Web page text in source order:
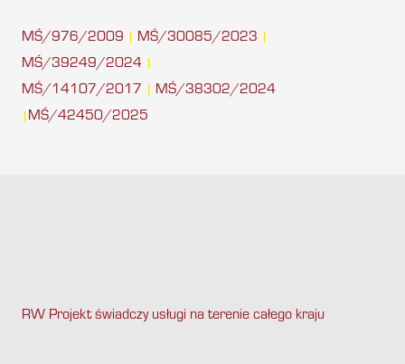
MŚ/976/2009 MŚ/30085/2023
MŚ/39249/2024
MŚ/14107/2017 MŚ/38302/2024
MŚ/42450/2025
RW Projekt świadczy usługi na terenie całego kraju